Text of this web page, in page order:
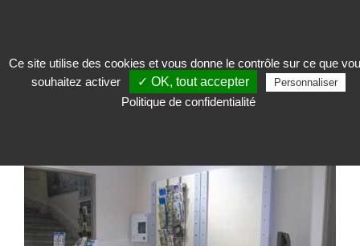
Accueillir>Mobilier boutique> Ligne Variance>Comptoir d'angle Variance
Ce site utilise des cookies et vous donne le contrôle sur ce que
souhaitez activer
✓ OK, tout accepter Personnaliser
Politique de confidentialité